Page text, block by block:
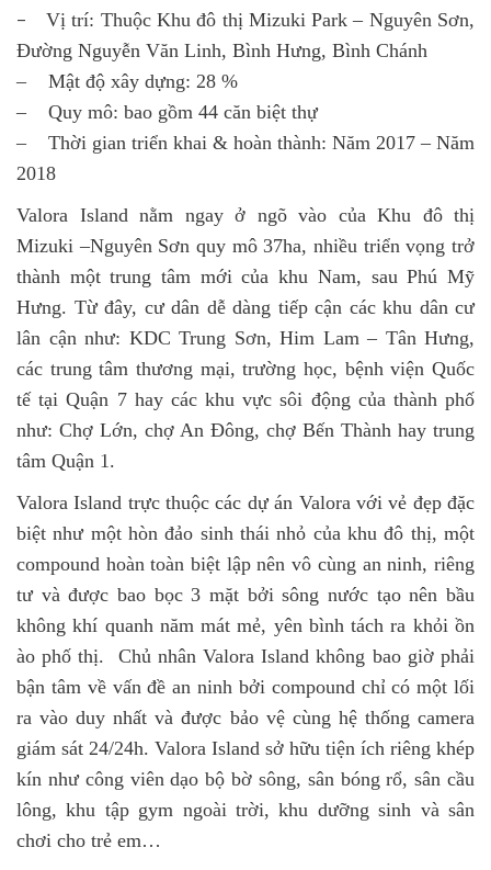
–
Vị trí: Thuộc Khu đô thị Mizuki Park – Nguyên Sơn,
Đường Nguyễn Văn Linh, Bình Hưng, Bình Chánh
– Mật độ xây dựng: 28 %
– Quy mô: bao gồm 44 căn biệt thự
– Thời gian triển khai & hoàn thành: Năm 2017 – Năm
2018
Valora Island nằm ngay ở ngõ vào của Khu đô thị
Mizuki –Nguyên Sơn quy mô 37ha, nhiều triển vọng trở
thành một trung tâm mới của khu Nam, sau Phú Mỹ
Hưng. Từ đây, cư dân dễ dàng tiếp cận các khu dân cư
lân cận như: KDC Trung Sơn, Him Lam – Tân Hưng,
các trung tâm thương mại, trường học, bệnh viện Quốc
tế tại Quận 7 hay các khu vực sôi động của thành phố
như: Chợ Lớn, chợ An Đông, chợ Bến Thành hay trung
tâm Quận 1.
Valora Island trực thuộc các dự án Valora với vẻ đẹp đặc
biệt như một hòn đảo sinh thái nhỏ của khu đô thị, một
compound hoàn toàn biệt lập nên vô cùng an ninh, riêng
tư và được bao bọc 3 mặt bởi sông nước tạo nên bầu
không khí quanh năm mát mẻ, yên bình tách ra khỏi ồn
ào phố thị. Chủ nhân Valora Island không bao giờ phải
bận tâm về vấn đề an ninh bởi compound chỉ có một lối
ra vào duy nhất và được bảo vệ cùng hệ thống camera
giám sát 24/24h. Valora Island sở hữu tiện ích riêng khép
kín như công viên dạo bộ bờ sông, sân bóng rổ, sân cầu
lông, khu tập gym ngoài trời, khu dưỡng sinh và sân
chơi cho trẻ em…